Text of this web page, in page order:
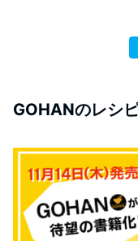
GOHANのレシ